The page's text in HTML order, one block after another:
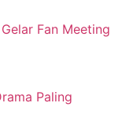
Fan Meeting
Paling